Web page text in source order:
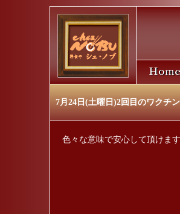
7月24日(土曜日)2回目のワクチン
色々な意味で安心して頂けま